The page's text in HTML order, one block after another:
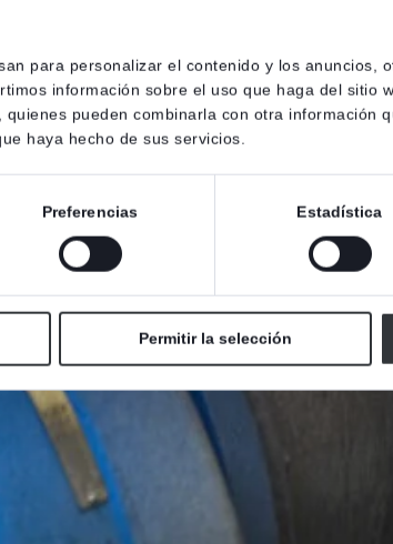
para personalizar el contenido y los anuncios,
información sobre el uso que haga del sitio
pueden combinarla con otra información
haya hecho de sus servicios.
Preferencias Estadística
Permitir la selección